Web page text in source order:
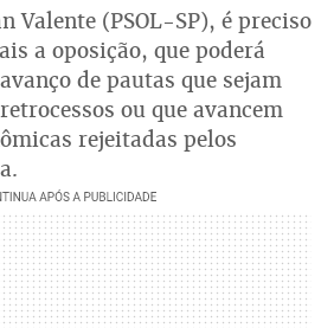
Valente (PSOL-SP), é preciso
a oposição, que poderá
de pautas que sejam
ou que avancem
rejeitadas pelos